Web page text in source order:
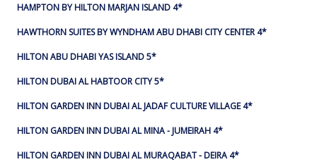
HAMPTON BY HILTON MARJAN ISLAND 4*
HAWTHORN SUITES BY WYNDHAM ABU DHABI CITY CENTER 4*
HILTON ABU DHABI YAS ISLAND 5*
HILTON DUBAI AL HABTOOR CITY 5*
HILTON GARDEN INN DUBAI AL JADAF CULTURE VILLAGE 4*
HILTON GARDEN INN DUBAI AL MINA - JUMEIRAH 4*
HILTON GARDEN INN DUBAI AL MURAQABAT - DEIRA 4*